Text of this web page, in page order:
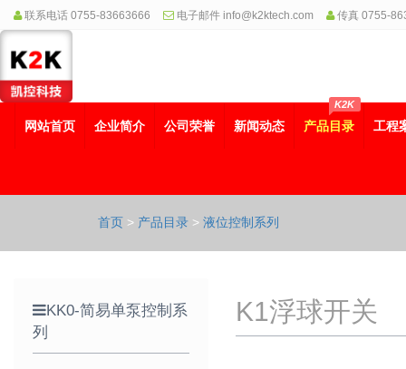
联系电话 0755-83663666 电子邮件 info@k2ktech.com 传真 0755-
网站首页 企业简介 公司荣誉 新闻动态 产品目录
K2K
工程
首页 > 产品目录 >液位控制系列
KK0-简易单泵控制系
列
K1浮球开关